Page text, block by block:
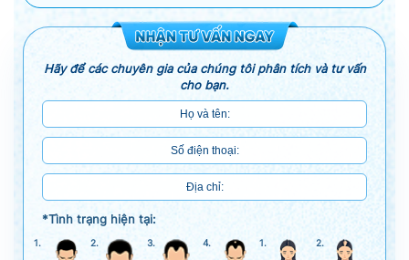
Hãy để các chuyên gia của chúng tôi phân tích và tư vấn
cho bạn.
*Tình trạng hiện tại:
1. 2. 3. 4. 1. 2.